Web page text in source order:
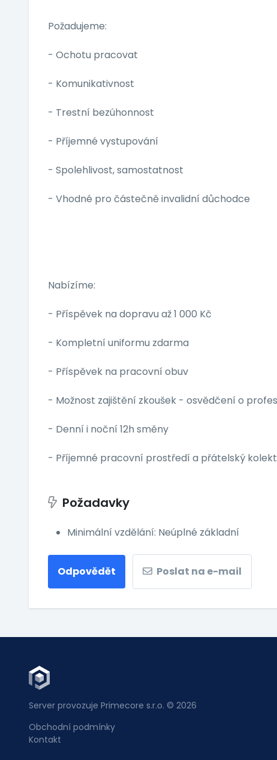
Požadujeme:
- Ochotu pracovat
- Komunikativnost
- Trestní bezúhonnost
- Příjemné vystupování
- Spolehlivost, samostatnost
- Vhodné pro částečně invalidní důchodce
Nabízíme:
- Příspěvek na dopravu až 1 000 Kč
- Kompletní uniformu zdarma
- Příspěvek na pracovní obuv
- Možnost zajištění zkoušek - osvědčení o
- Denní i noční 12h směny
- Příjemné pracovní prostředí a přátelský
Požadavky
Minimální vzdělání: Neúplné základní
Odpovědět Poslat na e-mail
Server provozuje Primecore s.r.o. © 2026
Obchodní podmínky
Kontakt